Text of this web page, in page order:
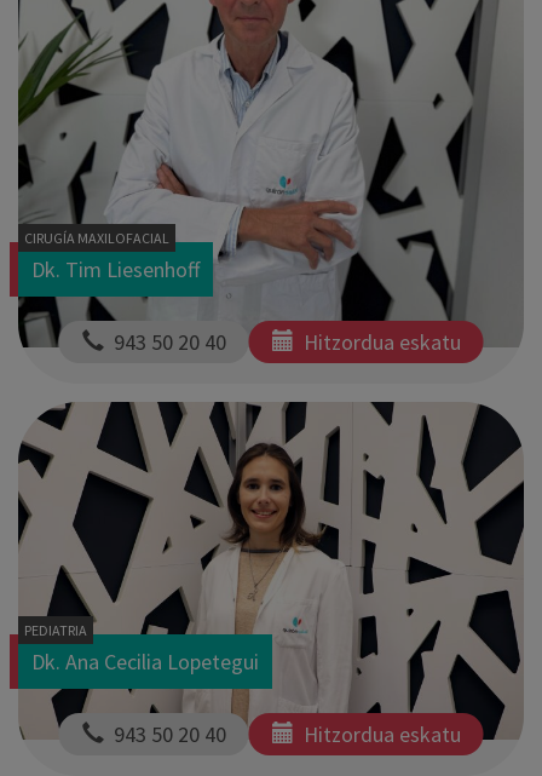
CIRUGÍA MAXILOFACIAL
Dk. Tim Liesenhoff
943 50 20 40 Hitzordua eskatu
PEDIATRIA
Dk. Ana Cecilia Lopetegui
943 50 20 40 Hitzordua eskatu